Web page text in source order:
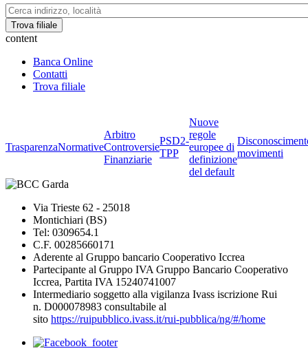
Trova filiale
content
Banca Online
Contatti
Trova filiale
TrasparenzaNormative
Arbitro
Controversie
Finanziarie
PSD2-
TPP
Nuove
regole
europee di
definizione
del default
movimenti
Via Trieste 62 - 25018
Montichiari (BS)
Tel: 0309654.1
C.F. 00285660171
Aderente al Gruppo bancario Cooperativo Iccrea
Partecipante al Gruppo IVA Gruppo Bancario Cooperativo
Iccrea, Partita IVA 15240741007
Intermediario soggetto alla vigilanza Ivass iscrizione Rui
n. D000078983 consultabile al
sito https://ruipubblico.ivass.it/rui-pubblica/ng/#/home